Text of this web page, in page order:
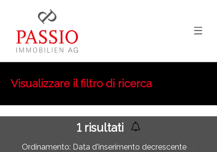
Visualizzare il filtro di ricerca
1risultati
Ordinamento: Data d'inserimento decrescente